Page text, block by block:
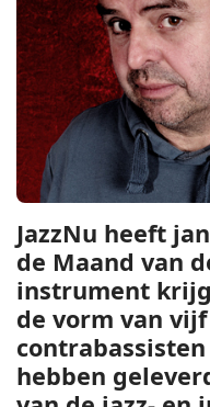
JazzNu heeft
de Maand van
instrument
de vorm van
hebben